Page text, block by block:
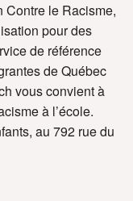
Contre le Racisme,
pour des
de référence
de Québec
vous convient à
à l’école.
au 792 rue du